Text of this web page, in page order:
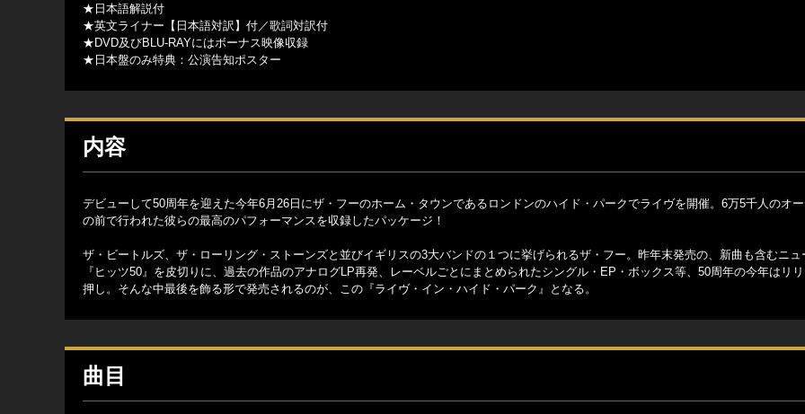
★日本語解説付
★英文ライナー【日本語対訳】付／歌詞対訳付
★DVD及びBLU-RAYにはボーナス映像収録
★日本盤のみ特典：公演告知ポスター
内容
デビューして50周年を迎えた今年6月26日にザ・フーのホーム・タウンであるロンドンのハイド・パークでライヴを開催。6万5千人のオ
の前で行われた彼らの最高のパフォーマンスを収録したパッケージ！
ザ・ビートルズ、ザ・ローリング・ストーンズと並びイギリスの3大バンドの１つに挙げられるザ・フー。昨年末発売の、新曲も含むニュ
『ヒッツ50』を皮切りに、過去の作品のアナログLP再発、レーベルごとにまとめられたシングル・EP・ボックス等、50周年の今年はリ
押し。そんな中最後を飾る形で発売されるのが、この『ライヴ・イン・ハイド・パーク』となる。
曲目